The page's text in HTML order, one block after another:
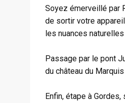
Soyez émerveillé par
de sortir votre
les nuances
Passage par le pont
du château du
Enfin, étape à